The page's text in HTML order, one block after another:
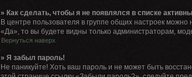
» Как сделать, чтобы я не появлялся в списке
В центре пользователя в группе общих настроек
«Да», то вы будете видны только администраторам,
Вернуться наверх
» Я забыл пароль!
Не паникуйте! Хоть ваш пароль и не может быть